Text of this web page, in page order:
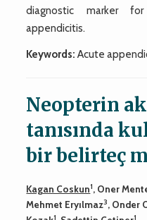
diagnostic marker
appendicitis.
Keywords: Acute
Neopterin
tanısında
bir belirteç
Kagan Coskun1, Oner
Mehmet Eryılmaz3, Onder
1 1